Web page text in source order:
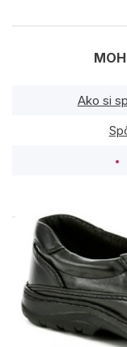
Ako si